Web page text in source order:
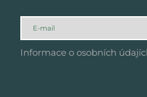
Informace o osobních